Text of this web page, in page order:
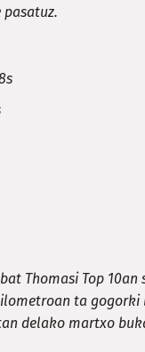
pasatuz.
Thomasi Top
ta
delako martxo